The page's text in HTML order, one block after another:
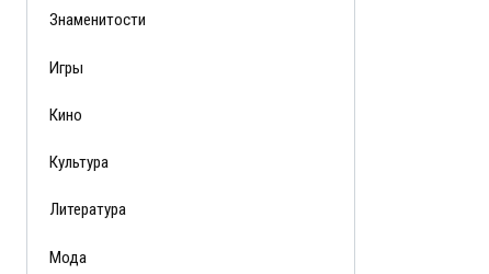
Знаменитости
Игры
Кино
Культура
Литература
Мода